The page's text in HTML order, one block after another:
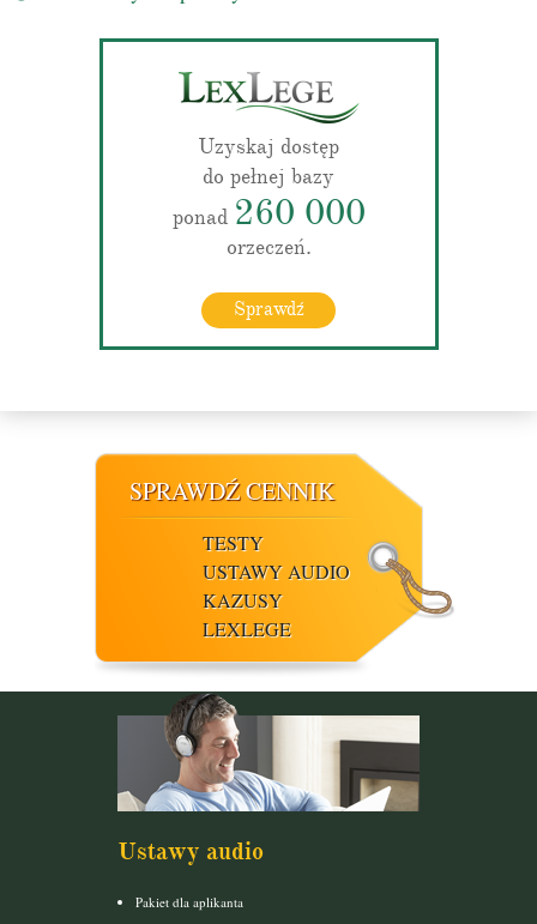
Uzyskaj dostęp
do pełnej bazy
ponad 260 000
orzeczeń.
Sprawdź
SPRAWDŹ CENNIK
TESTY
USTAWY AUDIO
KAZUSY
LEXLEGE
Ustawy audio
Pakiet dla aplikanta